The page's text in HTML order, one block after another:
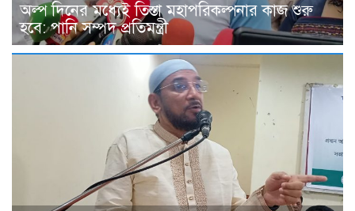
অল্প দিনের মধ্যেই তিস্তা মহাপরিকল্পনার কাজ শুরু
হবে: পানি সম্পদ প্রতিমন্ত্রী